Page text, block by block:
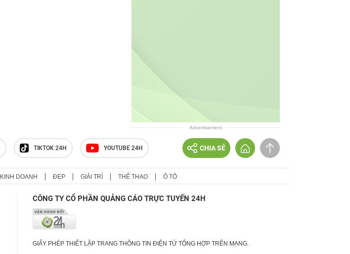
Advertisement
TIKTOK 24H YOUTUBE 24H CHIA SẺ
KINH DOANH ĐẸP GIẢI TRÍ THỂ THAO Ô TÔ
CÔNG TY CỔ PHẦN QUẢNG CÁO TRỰC TUYẾN 24H
GIẤY PHÉP THIẾT LẬP TRANG THÔNG TIN ĐIỆN TỬ TỔNG HỢP TRÊN MẠNG.